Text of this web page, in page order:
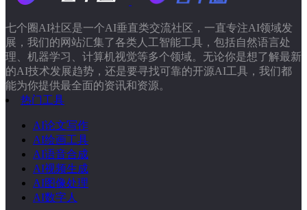
七个圈AI社区是一个AI垂直类交流社区，一直专注AI领域发
展，我们的网站汇集了各类人工智能工具，包括自然语言处
理、机器学习、计算机视觉等多个领域。无论你是想了解最新
的AI技术发展趋势，还是要寻找可靠的开源AI工具，我们都
能为你提供最全面的资讯和资源。
热门工具
AI论文写作
AI绘画工具
AI语音合成
AI视频生成
AI图像处理
AI数字人